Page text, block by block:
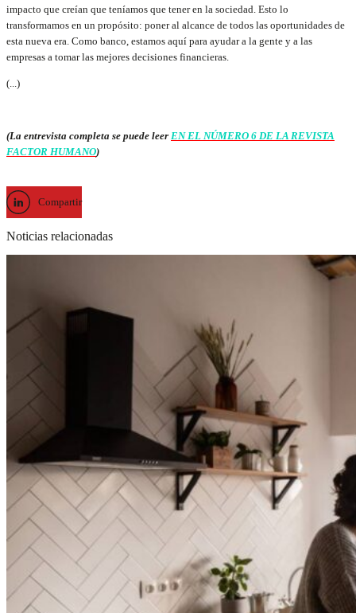
impacto que creían que teníamos que tener en la sociedad. Esto lo
transformamos en un propósito: poner al alcance de todos las oportunidades de
esta nueva era. Como banco, estamos aquí para ayudar a la gente y a las
empresas a tomar las mejores decisiones financieras.
(...)
(La entrevista completa se puede leer EN EL NÚMERO 6 DE LA REVISTA
FACTOR HUMANO)
Compartir
Noticias relacionadas